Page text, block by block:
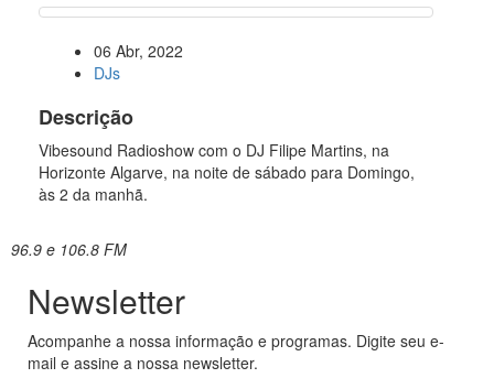
06 Abr, 2022
DJs
Descrição
Vibesound Radioshow com o DJ Filipe Martins, na
Horizonte Algarve, na noite de sábado para Domingo,
às 2 da manhã.
96.9 e 106.8 FM
Newsletter
Acompanhe a nossa informação e programas. Digite seu e-
mail e assine a nossa newsletter.